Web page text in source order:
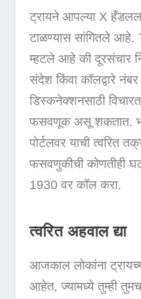
ट्रायने आपल्या X
टाळण्यास सांगितले आहे.
म्हटले आहे की दूरसंचार
संदेश किंवा कॉलद्वारे
डिस्कनेक्शनसाठी
फसवणूक असू शकतात.
पोर्टलवर याची त्वरित
फसवणुकीची कोणतीही
1930 वर कॉल करा.
त्वरित अहवाल द्या
आजकाल लोकांना
आहेत, ज्यामध्ये तुम्ही